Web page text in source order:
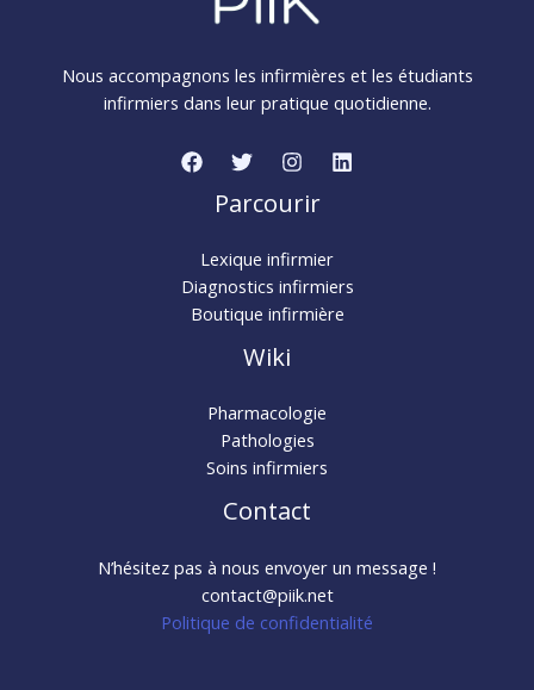
Nous accompagnons les infirmières et les étudiants
infirmiers dans leur pratique quotidienne.
Parcourir
Lexique infirmier
Diagnostics infirmiers
Boutique infirmière
Wiki
Pharmacologie
Pathologies
Soins infirmiers
Contact
N’hésitez pas à nous envoyer un message !
contact@piik.net
Politique de confidentialité